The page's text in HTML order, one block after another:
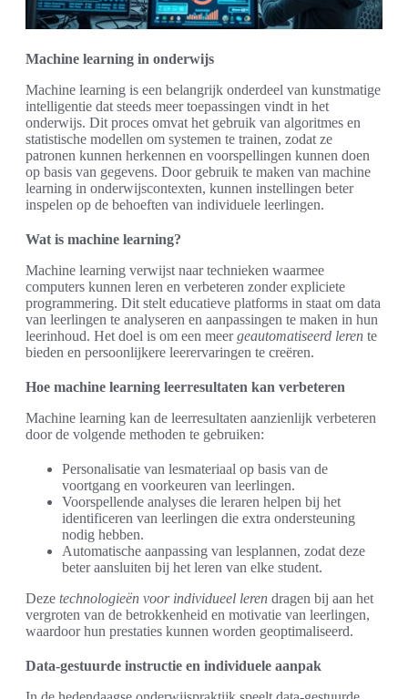
Machine learning in onderwijs
Machine learning is een belangrijk onderdeel van kunstmatige
intelligentie dat steeds meer toepassingen vindt in het
onderwijs. Dit proces omvat het gebruik van algoritmes en
statistische modellen om systemen te trainen, zodat ze
patronen kunnen herkennen en voorspellingen kunnen doen
op basis van gegevens. Door gebruik te maken van machine
learning in onderwijscontexten, kunnen instellingen beter
inspelen op de behoeften van individuele leerlingen.
Wat is machine learning?
Machine learning verwijst naar technieken waarmee
computers kunnen leren en verbeteren zonder expliciete
programmering. Dit stelt educatieve platforms in staat om data
van leerlingen te analyseren en aanpassingen te maken in hun
leerinhoud. Het doel is om een meergeautomatiseerd leren te
bieden en persoonlijkere leerervaringen te creëren.
Hoe machine learning leerresultaten kan verbeteren
Machine learning kan de leerresultaten aanzienlijk verbeteren
door de volgende methoden te gebruiken:
Personalisatie van lesmateriaal op basis van de
voortgang en voorkeuren van leerlingen.
Voorspellende analyses die leraren helpen bij het
identificeren van leerlingen die extra ondersteuning
nodig hebben.
Automatische aanpassing van lesplannen, zodat deze
beter aansluiten bij het leren van elke student.
Deze technologieën voor individueel leren dragen bij aan het
vergroten van de betrokkenheid en motivatie van leerlingen,
waardoor hun prestaties kunnen worden geoptimaliseerd.
Data-gestuurde instructie en individuele aanpak